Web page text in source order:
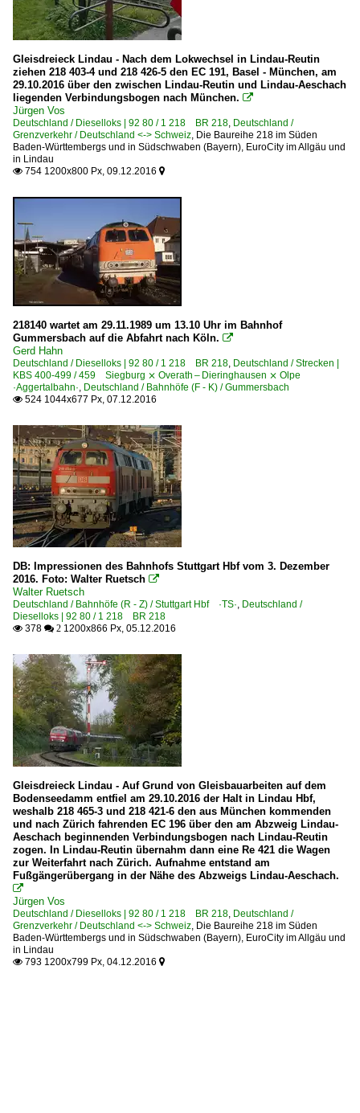
Gleisdreieck Lindau - Nach dem Lokwechsel in Lindau-Reutin
ziehen 218 403-4 und 218 426-5 den EC 191, Basel - München, am
29.10.2016 über den zwischen Lindau-Reutin und Lindau-Aeschach
liegenden Verbindungsbogen nach München. 
Jürgen Vos
Deutschland / Dieselloks | 92 80 / 1 218 BR 218, Deutschland /
Grenzverkehr / Deutschland <-> Schweiz, Die Baureihe 218 im Süden
Baden-Württembergs und in Südschwaben (Bayern), EuroCity im Allgäu und
in Lindau
 754 1200x800 Px, 09.12.2016 
218140 wartet am 29.11.1989 um 13.10 Uhr im Bahnhof
Gummersbach auf die Abfahrt nach Köln. 
Gerd Hahn
Deutschland / Dieselloks | 92 80 / 1 218 BR 218, Deutschland / Strecken |
KBS 400-499 / 459 Siegburg ⨯ Overath – Dieringhausen ⨯ Olpe
·Aggertalbahn·, Deutschland / Bahnhöfe (F - K) / Gummersbach
 524 1044x677 Px, 07.12.2016
DB: Impressionen des Bahnhofs Stuttgart Hbf vom 3. Dezember
2016. Foto: Walter Ruetsch 
Walter Ruetsch
Deutschland / Bahnhöfe (R - Z) / Stuttgart Hbf ·TS·, Deutschland /
Dieselloks | 92 80 / 1 218 BR 218
 378  2 1200x866 Px, 05.12.2016
Gleisdreieck Lindau - Auf Grund von Gleisbauarbeiten auf dem
Bodenseedamm entfiel am 29.10.2016 der Halt in Lindau Hbf,
weshalb 218 465-3 und 218 421-6 den aus München kommenden
und nach Zürich fahrenden EC 196 über den am Abzweig Lindau-
Aeschach beginnenden Verbindungsbogen nach Lindau-Reutin
zogen. In Lindau-Reutin übernahm dann eine Re 421 die Wagen
zur Weiterfahrt nach Zürich. Aufnahme entstand am
Fußgängerübergang in der Nähe des Abzweigs Lindau-Aeschach.

Jürgen Vos
Deutschland / Dieselloks | 92 80 / 1 218 BR 218, Deutschland /
Grenzverkehr / Deutschland <-> Schweiz, Die Baureihe 218 im Süden
Baden-Württembergs und in Südschwaben (Bayern), EuroCity im Allgäu und
in Lindau
 793 1200x799 Px, 04.12.2016 